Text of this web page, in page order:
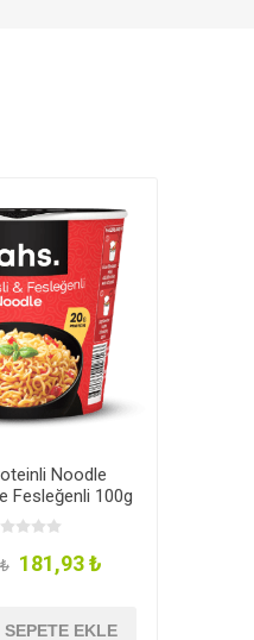
Noodle
Fesleğenli 100g
181,93 ₺
SEPETE EKLE